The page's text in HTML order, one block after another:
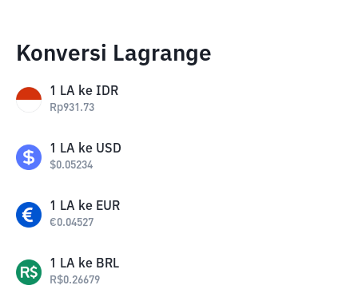
Konversi Lagrange
1 LA ke IDR
Rp931.73
1 LA ke USD
$0.05234
1 LA ke EUR
€0.04527
1 LA ke BRL
R$0.26679